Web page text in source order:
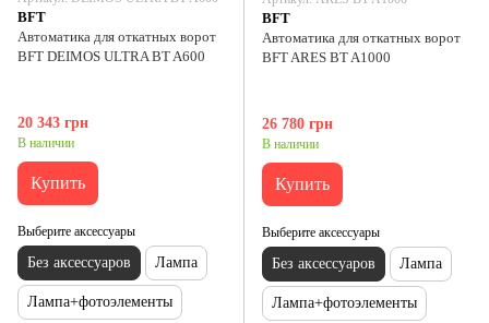
BFT
Автоматика для откатных ворот
BFT DEIMOS ULTRA BT A600
20 343 грн
В наличии
Купить
Выберите аксессуары
Без аксессуаров Лампа
Лампа+фотоэлементы
BFT
Автоматика для откатных ворот
BFT ARES BT A1000
26 780 грн
В наличии
Купить
Выберите аксессуары
Без аксессуаров Лампа
Лампа+фотоэлементы